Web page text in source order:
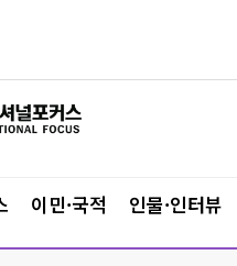
이민·국적 인물·인터뷰